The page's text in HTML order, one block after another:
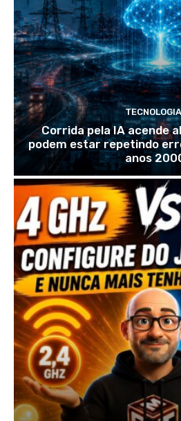
TECNOLOGIA
Corrida pela IA acende
podem estar repetindo
anos